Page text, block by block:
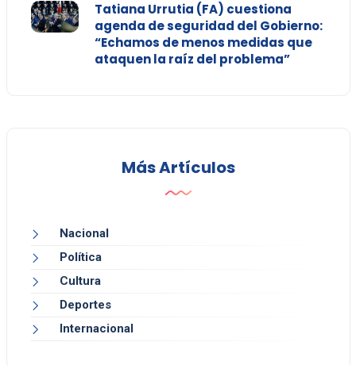
Tatiana Urrutia (FA) cuestiona
agenda de seguridad del Gobierno:
“Echamos de menos medidas que
ataquen la raíz del problema”
Más Artículos
Nacional
Política
Cultura
Deportes
Internacional